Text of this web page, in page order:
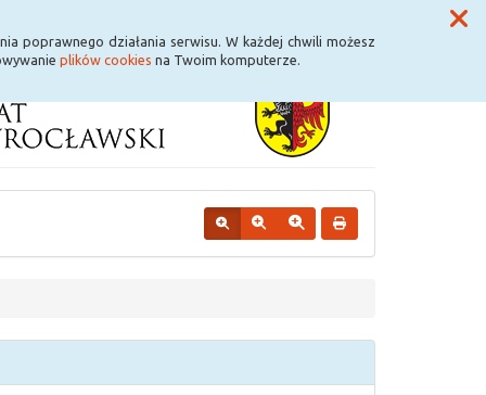
poprawnego działania serwisu. W każdej chwili możesz
plików cookies na Twoim komputerze.